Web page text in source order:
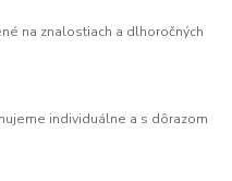
na znalostiach a dlhoročných
individuálne a s dôrazom